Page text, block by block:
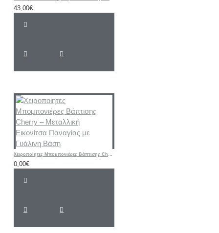
43,00€
Χειροποίητες Μπομπονιέρες Βάπτισης Cherry – Μεταλλική Εικονίτσα Παναγίας με Γυάλινη Βάση
0,00€